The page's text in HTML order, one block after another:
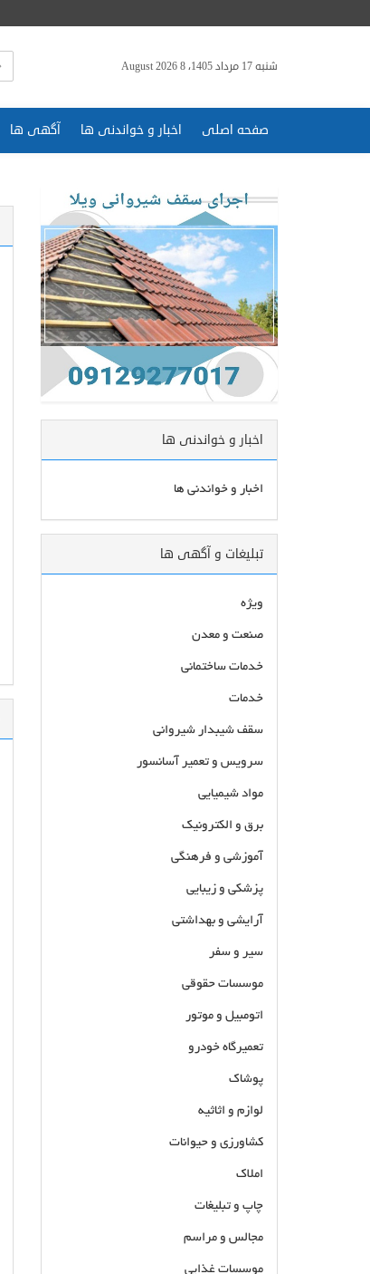
شنبه 17 مرداد 1405، 8 August 2026
صفحه اصلی اخبار و خواندنی ها آگهی ها
اخبار و خواندنی ها
اخبار و خواندنی ها
تبلیغات و آگهی ها
ویژه
صنعت و معدن
خدمات ساختمانی
خدمات
سقف شیبدار شیروانی
سرویس و تعمیر آسانسور
مواد شیمیایی
برق و الکترونیک
آموزشی و فرهنگی
پزشکی و زیبایی
آرایشی و بهداشتی
سیر و سفر
موسسات حقوقی
اتومبیل و موتور
تعمیرگاه خودرو
پوشاک
لوازم و اثاثیه
کشاورزی و حیوانات
املاک
چاپ و تبلیغات
مجالس و مراسم
موسسات غذایی